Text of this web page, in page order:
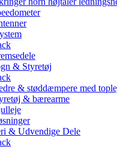
& Styretøj
& støddæmpere med
& bærearme
& Udvendige Dele